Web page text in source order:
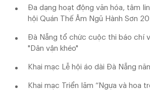
Đa dạng hoạt động văn hóa, tâm
hội Quán Thế Âm Ngũ Hành Sơn
Đà Nẵng tổ chức cuộc thi báo chí
"Dân vận khéo"
Khai mạc Lễ hội áo dài Đà Nẵng
Khai mạc Triển lãm “Ngựa và hoa